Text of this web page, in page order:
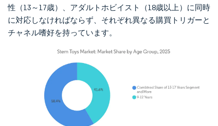
性（13～17歳）、アダルトホビイスト（18歳以上）に同時
に対応しなければならず、それぞれ異なる購買トリガーと
チャネル嗜好を持っています。